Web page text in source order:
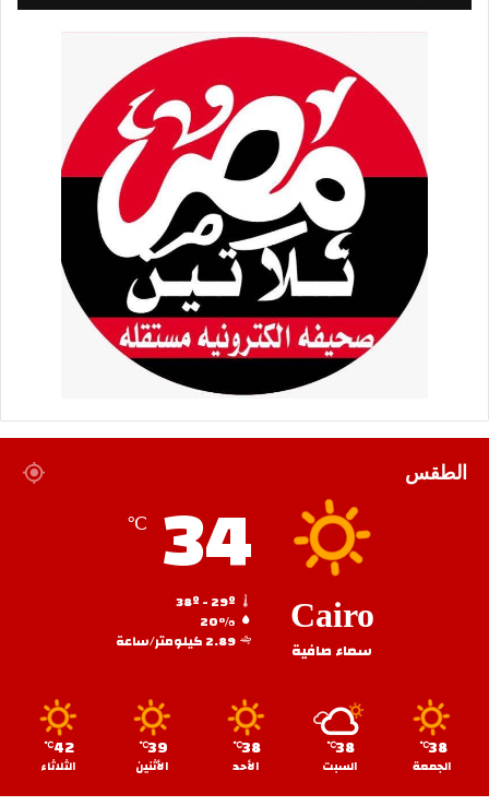
الطقس
Cairo
سماء صافية
34
℃
20%
2.89 كيلومتر/ساعة
38
℃
الجمعة
38
℃
السبت
38
℃
الأحد
39
℃
الأثنين
42
℃
الثلاثاء